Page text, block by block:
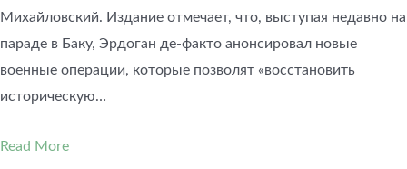
Михайловский. Издание отмечает, что, выступая недавно на
параде в Баку, Эрдоган де-факто анонсировал новые
военные операции, которые позволят «восстановить
историческую…
Read More